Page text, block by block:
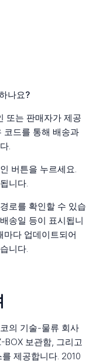
나요?
또는 판매자가 제공
코드를 통해 배송과
.
버튼을 누르세요.
니다.
로를 확인할 수 있습
송일 등이 표시됩니
마다 업데이트되어
니다.
의 기술-물류 회사
BOX 보관함, 그리고
제공합니다. 2010